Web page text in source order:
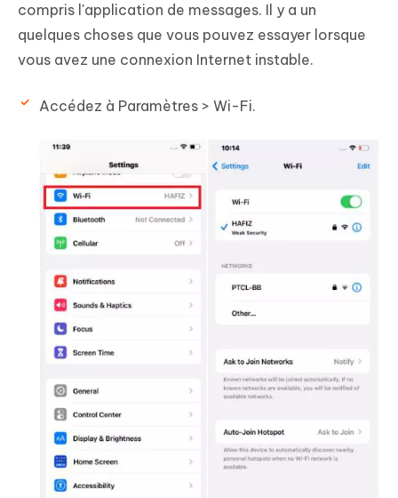
compris l'application de messages. Il y a un
quelques choses que vous pouvez essayer lorsque
vous avez une connexion Internet instable.
Accédez à Paramètres > Wi-Fi.